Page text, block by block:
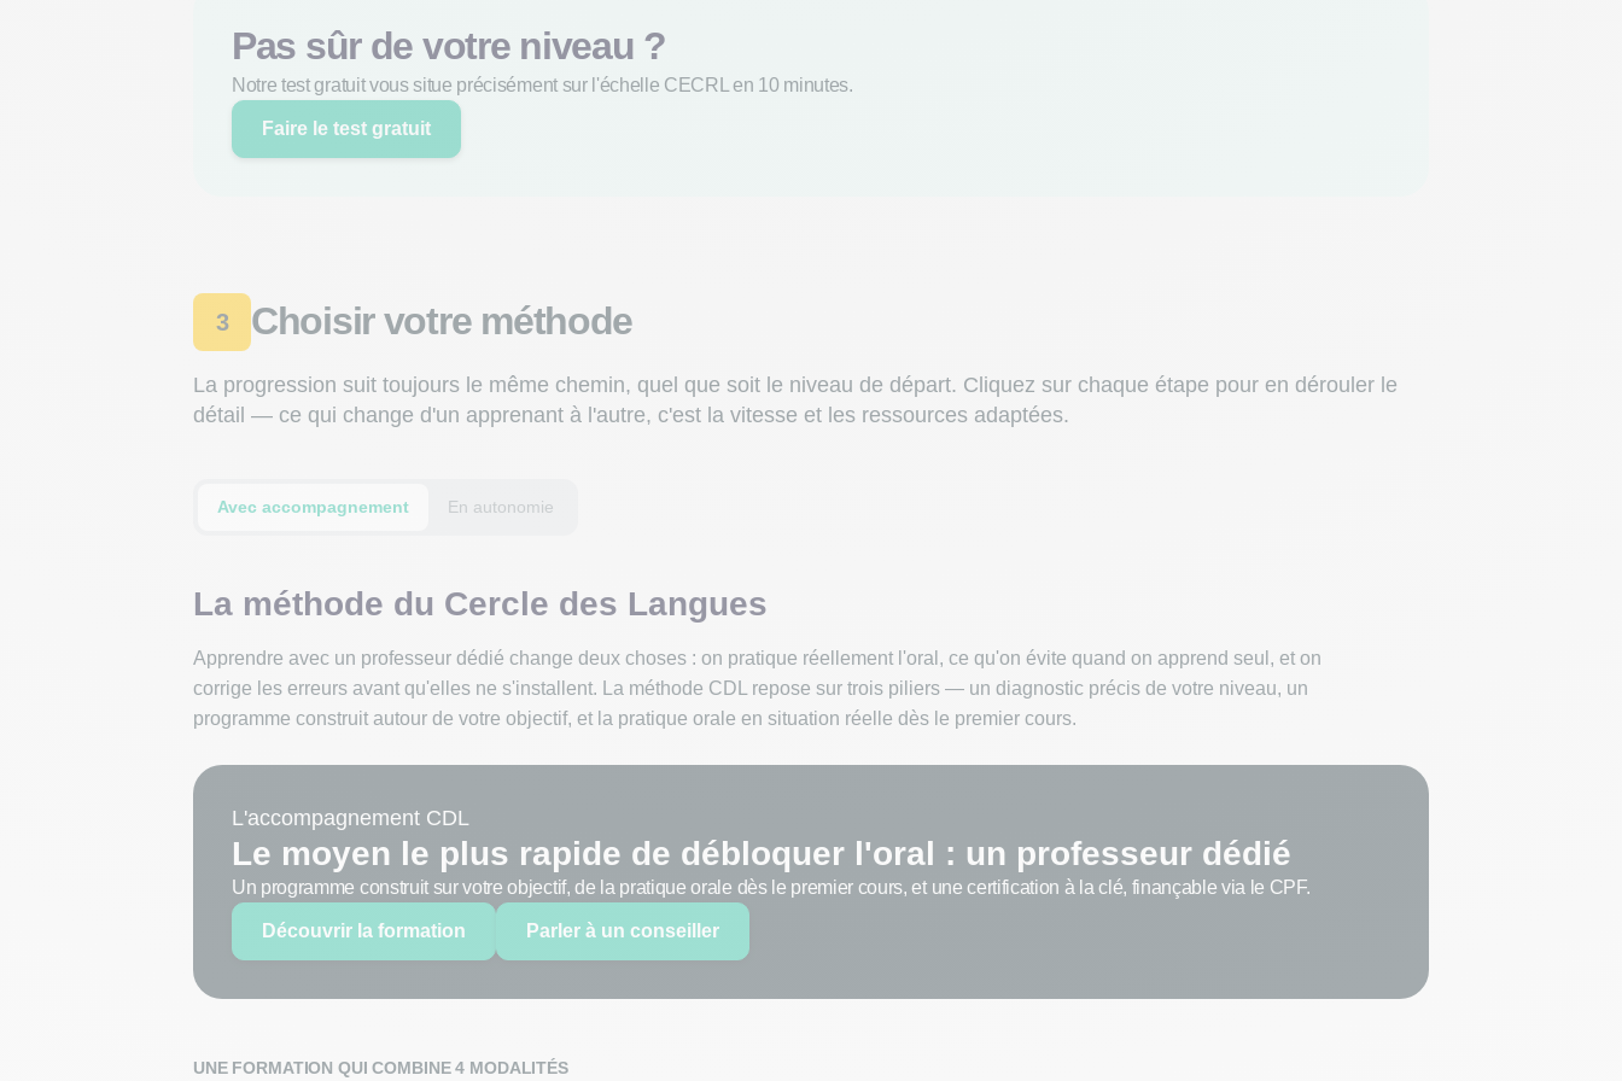
Pas sûr de votre niveau ?
Notre test gratuit vous situe précisément sur l'échelle CECRL en 10 minutes.
Faire le test gratuit
3 Choisir votre méthode
La progression suit toujours le même chemin, quel que soit le niveau de départ. Cliquez sur chaque étape pour en dérouler le
détail — ce qui change d'un apprenant à l'autre, c'est la vitesse et les ressources adaptées.
Avec accompagnement En autonomie
La méthode du Cercle des Langues
Apprendre avec un professeur dédié change deux choses : on pratique réellement l'oral, ce qu'on évite quand on apprend seul, et on
corrige les erreurs avant qu'elles ne s'installent. La méthode CDL repose sur trois piliers — un diagnostic précis de votre niveau, un
programme construit autour de votre objectif, et la pratique orale en situation réelle dès le premier cours.
L'accompagnement CDL
Le moyen le plus rapide de débloquer l'oral : un professeur dédié
Un programme construit sur votre objectif, de la pratique orale dès le premier cours, et une certification à la clé, finançable via le CPF.
Découvrir la formation Parler à un conseiller
UNE FORMATION QUI COMBINE 4 MODALITÉS